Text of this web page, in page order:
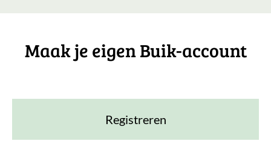
Maak je eigen Buik-account
Registreren